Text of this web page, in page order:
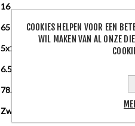
16
65
5x130
6.5
78.1
Zwart Glans / Gepolijst
COOKIES HELPEN VOOR EEN
WIL MAKEN VAN AL ONZE